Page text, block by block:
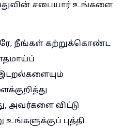
சபையார் உங்களை
நீங்கள் கற்றுக்கொண்ட
அவர்களை விட்டு
புத்தி